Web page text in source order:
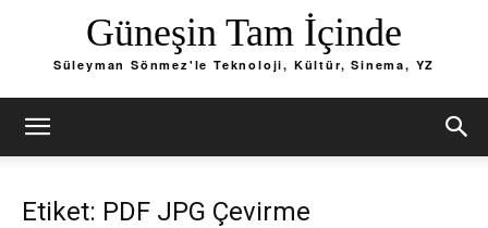
Güneşin Tam İçinde
Süleyman Sönmez'le Teknoloji, Kültür, Sinema, YZ
Etiket: PDF JPG Çevirme